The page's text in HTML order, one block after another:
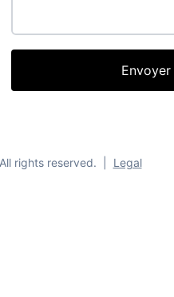
rights reserved. Legal